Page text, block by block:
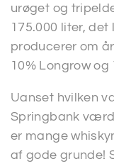
urøget og
175.000 liter,
producerer om
10% Longrow og
Uanset hvilken
Springbank
er mange
af gode grunde!